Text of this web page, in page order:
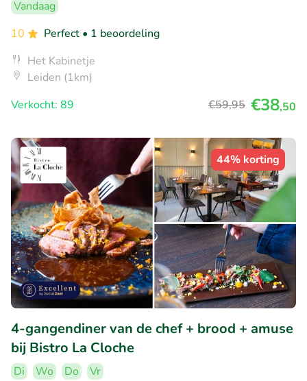
Vandaag
10
Perfect • 1 beoordeling
Het Kabinetje
Leiden (1km)
Verkocht: 89
€59,95 €38,50
44% korting
4-gangendiner van de chef + brood + amuse
bij Bistro La Cloche
Di Wo Do
Vr